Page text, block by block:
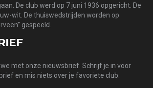
De club werd op 7 juni 1936 opgericht. De
wit. De thuiswedstrijden worden op
gespeeld.
met onze nieuwsbrief. Schrijf je in voor
en mis niets over je favoriete club.